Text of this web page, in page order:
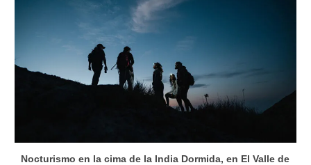
Nocturismo en la cima de la India Dormida, en El Valle de